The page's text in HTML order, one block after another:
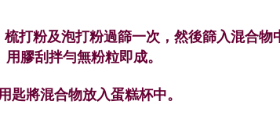
打粉及泡打粉過篩一次，然後篩入混合物
用膠刮拌勻無粉粒即成。
匙將混合物放入蛋糕杯中。